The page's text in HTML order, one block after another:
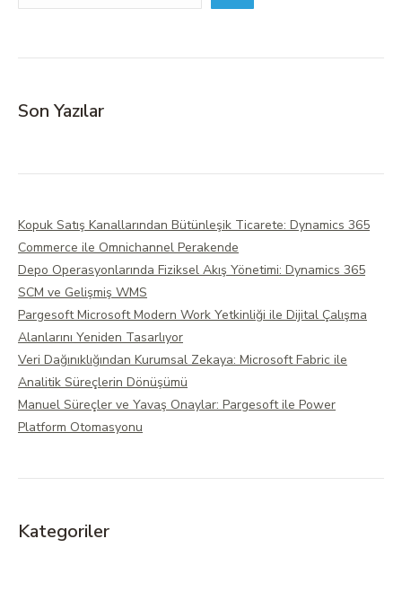
Son Yazılar
Kopuk Satış Kanallarından Bütünleşik Ticarete: Dynamics 365
Commerce ile Omnichannel Perakende
Depo Operasyonlarında Fiziksel Akış Yönetimi: Dynamics 365
SCM ve Gelişmiş WMS
Pargesoft Microsoft Modern Work Yetkinliği ile Dijital Çalışma
Alanlarını Yeniden Tasarlıyor
Veri Dağınıklığından Kurumsal Zekaya: Microsoft Fabric ile
Analitik Süreçlerin Dönüşümü
Manuel Süreçler ve Yavaş Onaylar: Pargesoft ile Power
Platform Otomasyonu
Kategoriler